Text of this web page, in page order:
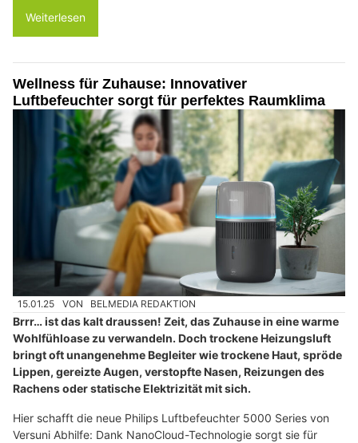
Weiterlesen
Wellness für Zuhause: Innovativer
Luftbefeuchter sorgt für perfektes Raumklima
15.01.25 VON BELMEDIA REDAKTION
Brrr… ist das kalt draussen! Zeit, das Zuhause in eine warme
Wohlfühloase zu verwandeln. Doch trockene Heizungsluft
bringt oft unangenehme Begleiter wie trockene Haut, spröde
Lippen, gereizte Augen, verstopfte Nasen, Reizungen des
Rachens oder statische Elektrizität mit sich.
Hier schafft die neue Philips Luftbefeuchter 5000 Series von
Versuni Abhilfe: Dank NanoCloud-Technologie sorgt sie für